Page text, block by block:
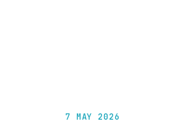
7 MAY 2026